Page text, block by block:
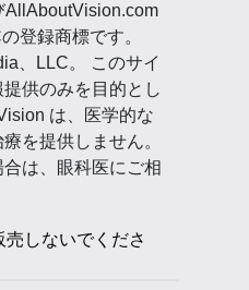
登録商標です。
、LLC。 このサイ
供のみを目的とし
は、医学的な
を提供しません。
は、眼科医にご相
しないでくださ